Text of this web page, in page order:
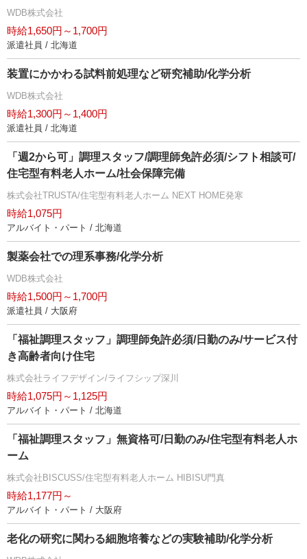
WDB株式会社
時給1,650円～1,700円
派遣社員 / 北海道
装置にかかわる試料前処理など研究補助/化学分析
WDB株式会社
時給1,300円～1,400円
派遣社員 / 北海道
「週2から可」調理スタッフ/調理師免許必須/シフト相談可/
住宅型有料老人ホーム/社会保障完備
株式会社TRUSTA/住宅型有料老人ホーム NEXT HOME発寒
時給1,075円
アルバイト・パート / 北海道
製薬会社での理系事務/化学分析
WDB株式会社
時給1,500円～1,700円
派遣社員 / 大阪府
「福祉調理スタッフ」調理師免許必須/日勤のみ/サービス付
き高齢者向け住宅
株式会社ライフデザイン/ライフシップ深川
時給1,075円～1,125円
アルバイト・パート / 北海道
「福祉調理スタッフ」無資格可/日勤のみ/住宅型有料老人ホ
ーム
株式会社BISCUSS/住宅型有料老人ホーム HIBISU門真
時給1,177円～
アルバイト・パート / 大阪府
老化の研究に関わる細胞培養などの実験補助/化学分析